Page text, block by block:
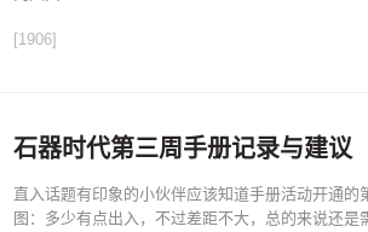
[1906]
石器时代第三周手册记录与建议
直入话题有印象的小伙伴应该知道手册活动开通
图：多少有点出入，不过差距不大，总的来说还